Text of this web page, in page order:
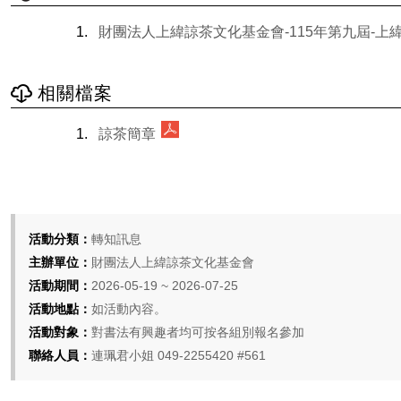
財團法人上緯諒茶文化基金會-115年第九屆-上
相關檔案
諒茶簡章
活動分類： 轉知訊息
主辦單位： 財團法人上緯諒茶文化基金會
活動期間： 2026-05-19 ~ 2026-07-25
活動地點： 如活動內容。
活動對象： 對書法有興趣者均可按各組別報名參加
聯絡人員： 連珮君小姐 049-2255420 #561